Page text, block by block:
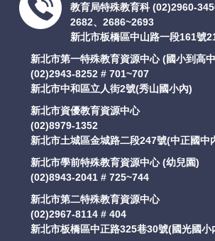
教育局特殊教育科 (02)2960-
2682、2686~2693
新北市板橋區中山路一段161號
新北市第一特殊教育資源中心 (國小到高
(02)2943-8252 # 701~707
新北市中和區立人街2號(秀山國小內)
新北市資優教育資源中心
(02)8979-1352
新北市土城區金城路二段247號(中正國中
新北市學前特殊教育資源中心 (幼兒園)
(02)8943-2041 # 725~744
新北市第二特殊教育資源中心
(02)2967-8114 # 404
新北市板橋區中正路325巷30號(國光國小